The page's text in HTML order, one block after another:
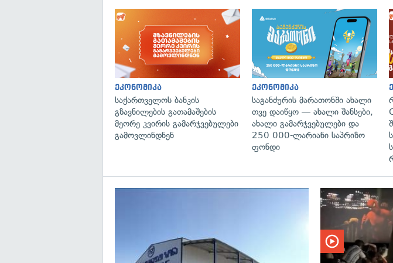
ეკონომიკა
საქართველოს ბანკის
გზავნილების გათამაშების
მეორე კვირის გამარჯვებულები
გამოვლინდნენ
ეკონომიკა
საგანძურის მარათონში ახალი
თვე დაიწყო — ახალი შანსები,
ახალი გამარჯვებულები და
250 000-ლარიანი საპრიზო
ფონდი
გადახედვა